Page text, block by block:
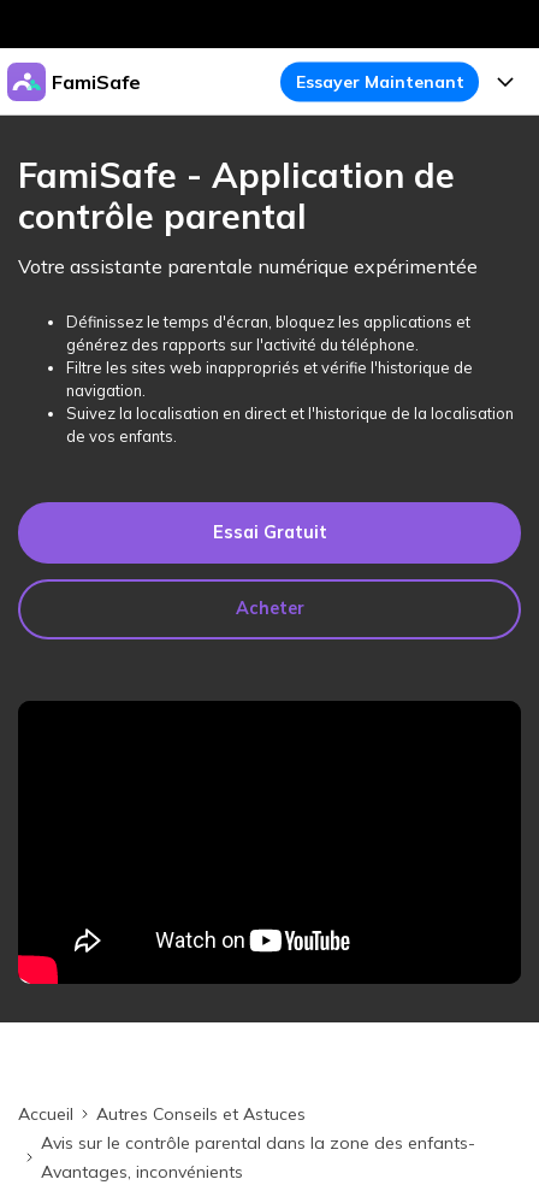
Produits phares
Utilité
Aperçu
Solutions
Actualités
Boutique
Support
FamiSafe Essayer Maintenant
FamiSafe
Protégez la Vie Numérique de Vos Enfants
Essai Gratuit
FamiSafe pour Écoles
Essai Gratuit
Fonctionnalités
Activité de l'Appareil
Service de Localisation
Blog
Traceur de Localisation
Temps d'Écran
Blocage d'Apps
Lire Plus>
Ressources
Thèmes Phares
Guide FamiSafe
Tarifs
FamiSafe - Application de
contrôle parental
Votre assistante parentale numérique expérimentée
Définissez le temps d'écran, bloquez les applications et
générez des rapports sur l'activité du téléphone.
Filtre les sites web inappropriés et vérifie l'historique de
navigation.
Suivez la localisation en direct et l'historique de la localisation
de vos enfants.
Essai Gratuit
Acheter
Accueil
Autres Conseils et Astuces
Avis sur le contrôle parental dans la zone des enfants-
Avantages, inconvénients